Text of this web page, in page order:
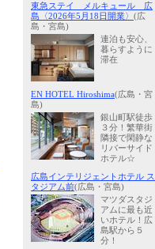
東急ステイ メルキュール 広
島〈2026年5月18日開業〉 (広
島・宮島)
連泊も安心、
暮らすように
滞在
EN HOTEL Hiroshima(広島・宮
島)
銀山町駅徒歩
３分！繁華街
隣接で閑静な
リバーサイド
ホテル☆
広島インテリジェントホテル ス
タジアム前(広島・宮島)
マツダスタジ
アムに最も近
いホテル！広
島駅から５
分！